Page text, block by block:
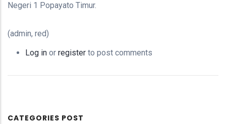
Negeri 1 Popayato Timur.
(admin, red)
Log in or register to post comments
CATEGORIES POST